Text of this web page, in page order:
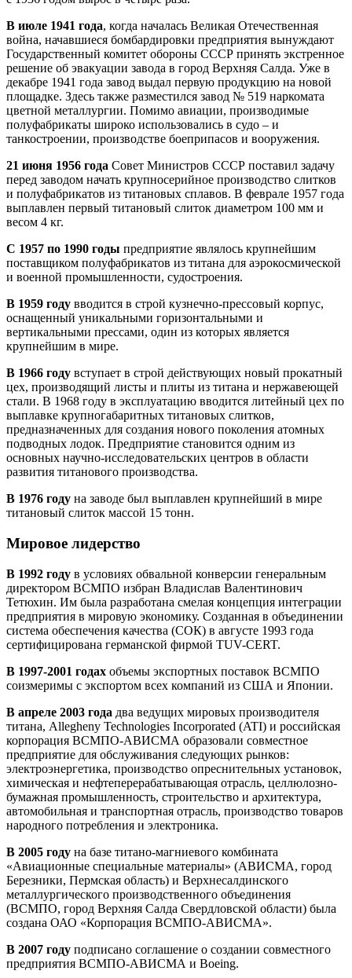
В июле 1941 года, когда началась Великая Отечественная
война, начавшиеся бомбардировки предприятия вынуждают
Государственный комитет обороны СССР принять экстренное
решение об эвакуации завода в город Верхняя Салда. Уже в
декабре 1941 года завод выдал первую продукцию на новой
площадке. Здесь также разместился завод № 519 наркомата
цветной металлургии. Помимо авиации, производимые
полуфабрикаты широко использовались в судо – и
танкостроении, производстве боеприпасов и вооружения.
21 июня 1956 года Совет Министров СССР поставил задачу
перед заводом начать крупносерийное производство слитков
и полуфабрикатов из титановых сплавов. В феврале 1957 года
выплавлен первый титановый слиток диаметром 100 мм и
весом 4 кг.
С 1957 по 1990 годы предприятие являлось крупнейшим
поставщиком полуфабрикатов из титана для аэрокосмической
и военной промышленности, судостроения.
В 1959 году вводится в строй кузнечно-прессовый корпус,
оснащенный уникальными горизонтальными и
вертикальными прессами, один из которых является
крупнейшим в мире.
В 1966 году вступает в строй действующих новый прокатный
цех, производящий листы и плиты из титана и нержавеющей
стали. В 1968 году в эксплуатацию вводится литейный цех по
выплавке крупногабаритных титановых слитков,
предназначенных для создания нового поколения атомных
подводных лодок. Предприятие становится одним из
основных научно-исследовательских центров в области
развития титанового производства.
В 1976 году на заводе был выплавлен крупнейший в мире
титановый слиток массой 15 тонн.
Мировое лидерство
В 1992 году в условиях обвальной конверсии генеральным
директором ВСМПО избран Владислав Валентинович
Тетюхин. Им была разработана смелая концепция интеграции
предприятия в мировую экономику. Созданная в объединении
система обеспечения качества (СОК) в августе 1993 года
сертифицирована германской фирмой TUV-CERT.
В 1997-2001 годах объемы экспортных поставок ВСМПО
соизмеримы с экспортом всех компаний из США и Японии.
В апреле 2003 года два ведущих мировых производителя
титана, Allegheny Technologies Incorporated (ATI) и российская
корпорация ВСМПО-АВИСМА образовали совместное
предприятие для обслуживания следующих рынков:
электроэнергетика, производство опреснительных установок,
химическая и нефтеперерабатывающая отрасль, целлюлозно-
бумажная промышленность, строительство и архитектура,
автомобильная и транспортная отрасль, производство товаров
народного потребления и электроника.
В 2005 году на базе титано-магниевого комбината
«Авиационные специальные материалы» (АВИСМА, город
Березники, Пермская область) и Верхнесалдинского
металлургического производственного объединения
(ВСМПО, город Верхняя Салда Свердловской области) была
создана ОАО «Корпорация ВСМПО-АВИСМА».
В 2007 году подписано соглашение о создании совместного
предприятия ВСМПО-АВИСМА и Boeing.